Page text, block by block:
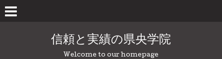
信頼と実績の県央学院
Welcome to our homepage